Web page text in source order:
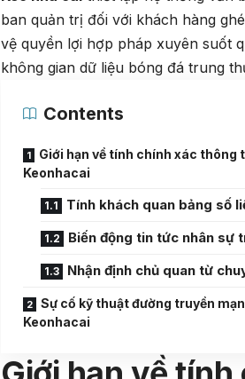
ban quản trị đối với khách hàng
vệ quyền lợi hợp pháp xuyên suốt
không gian dữ liệu bóng đá trung
Contents
Giới hạn về tính chính xác thông
Keonhacai
Tính khách quan bảng số
Biến động tin tức nhân sự
Nhận định chủ quan từ
Sự cố kỹ thuật đường truyền
Keonhacai